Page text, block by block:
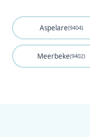
Aspelare(9404)
Meerbeke(9402)